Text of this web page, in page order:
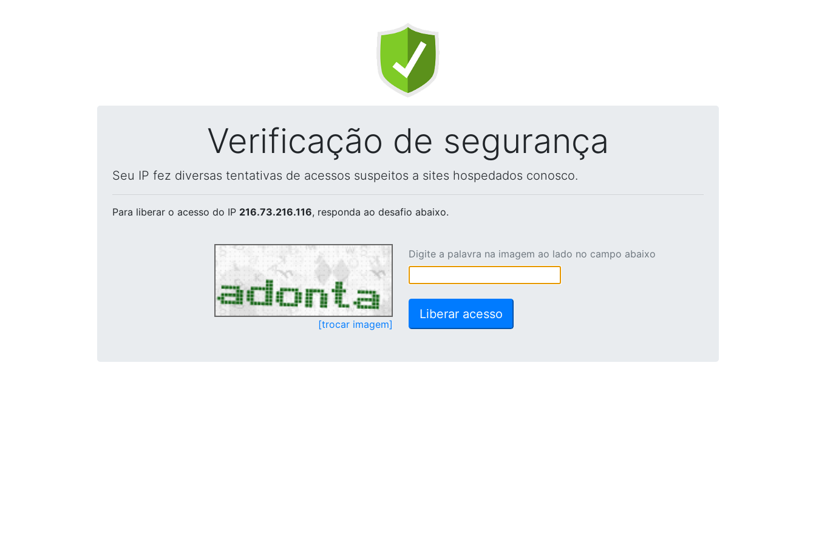
Verificação de segurança
Seu IP fez diversas tentativas de acessos suspeitos a sites hospedados conosco.
Para liberar o acesso do IP 216.73.216.116, responda ao desafio abaixo.
[trocar imagem]
Digite a palavra na imagem ao lado no campo abaixo